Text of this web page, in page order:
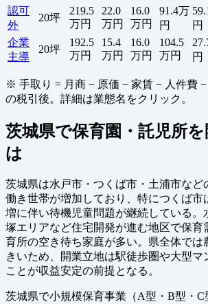
認可
外
20坪
219.5
万円
22.0
万円
16.0
万円
91.4万
円
円
企業
主導
20坪
192.5
万円
15.4
万円
16.0
万円
104.5
万円
円
※ 手取り = 月商 − 原価 − 家賃 − 人件費
の税引後。詳細は業態名をクリック。
茨城県で保育園・託児所
は
茨城県は水戸市・つくば市・土浦市など
働き世帯が増加しており、特につくば市
増に伴い待機児童問題が継続している。
塚エリアなど住宅開発が進む地区で保育
育所の空き待ち家庭が多い。県全体では
きいため、開業立地は駅徒歩圏や大型マ
ことが収益安定の前提となる。
茨城県で小規模保育事業（A型・B型・